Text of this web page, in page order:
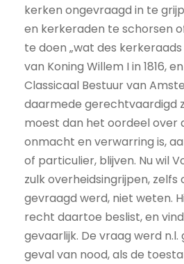
kerken ongevraagd in te
en kerkeraden te schorsen
te doen „wat des kerkeraads
van Koning Willem I in 1816,
Classicaal Bestuur van
daarmede gerechtvaardigd
moest dan het oordeel over
onmacht en verwarring is,
of particulier, blijven. Nu wil
zulk overheidsingrijpen,
gevraagd werd, niet weten.
recht daartoe beslist, en
gevaarlijk. De vraag werd n.l.
geval van nood, als de